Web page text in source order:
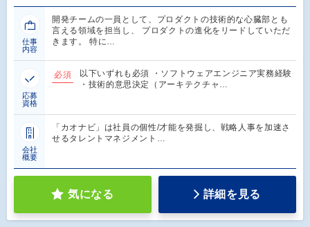
仕事
内容
開発チームの一員として、プロダクトの技術的な心臓部とも
言える領域を担当し、 プロダクトの進化をリードしていただ
きます。 特に…
応募
資格
必須
以下いずれも必須 ・ソフトウェアエンジニア実務経験
・技術的意思決定（アーキテクチャ…
会社
概要
「カオナビ」は社員の個性/才能を発掘し、戦略人事を加速さ
せるタレントマネジメント…
気になる 詳細を見る